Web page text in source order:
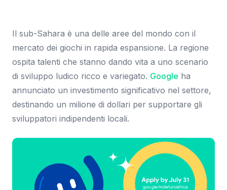
Il sub-Sahara è una delle aree del mondo con il
mercato dei giochi in rapida espansione. La regione
ospita talenti che stanno dando vita a uno scenario
di sviluppo ludico ricco e variegato. Google ha
annunciato un investimento significativo nel settore,
destinando un milione di dollari per supportare gli
sviluppatori indipendenti locali.